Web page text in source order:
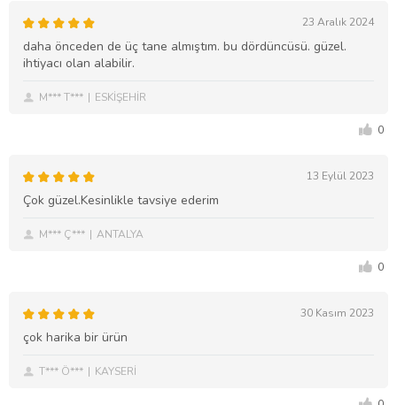
23 Aralık 2024
daha önceden de üç tane almıştım. bu dördüncüsü. güzel.
ihtiyacı olan alabilir.
M*** T*** ESKİŞEHİR
0
13 Eylül 2023
Çok güzel.Kesinlikle tavsiye ederim
M*** Ç*** ANTALYA
0
30 Kasım 2023
çok harika bir ürün
T*** Ö*** KAYSERİ